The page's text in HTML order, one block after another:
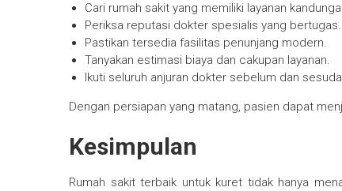
Cari rumah sakit yang memiliki layanan
Periksa reputasi dokter spesialis yang bertugas.
Pastikan tersedia fasilitas penunjang modern.
Tanyakan estimasi biaya dan cakupan layanan.
Ikuti seluruh anjuran dokter sebelum dan
Dengan persiapan yang matang, pasien dapat
Kesimpulan
Rumah sakit terbaik untuk kuret tidak hanya